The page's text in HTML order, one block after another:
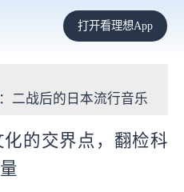
打开看理想App
二战后的日本流行音乐
的交界点，翻检科